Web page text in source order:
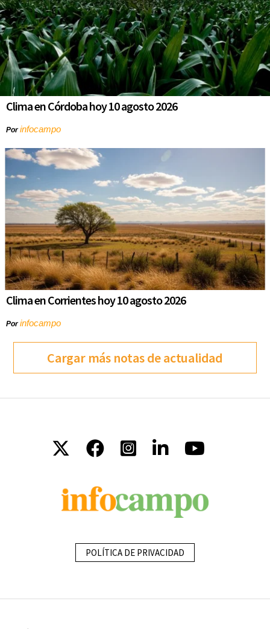
Clima en Córdoba hoy 10 agosto 2026
Porinfocampo
Clima en Corrientes hoy 10 agosto 2026
Porinfocampo
Cargar más notas de actualidad
POLÍTICA DE PRIVACIDAD